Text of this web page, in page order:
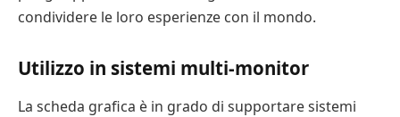
condividere le loro esperienze con il mondo.
Utilizzo in sistemi multi-monitor
La scheda grafica è in grado di supportare sistemi